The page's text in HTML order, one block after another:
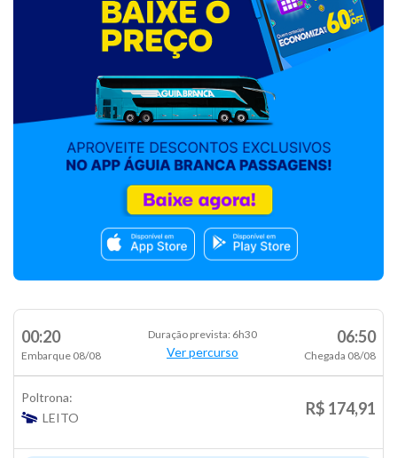
00:20
Embarque 08/08
Duração prevista: 6h30
Ver percurso
06:50
Chegada 08/08
Poltrona:
LEITO
R$ 174,91